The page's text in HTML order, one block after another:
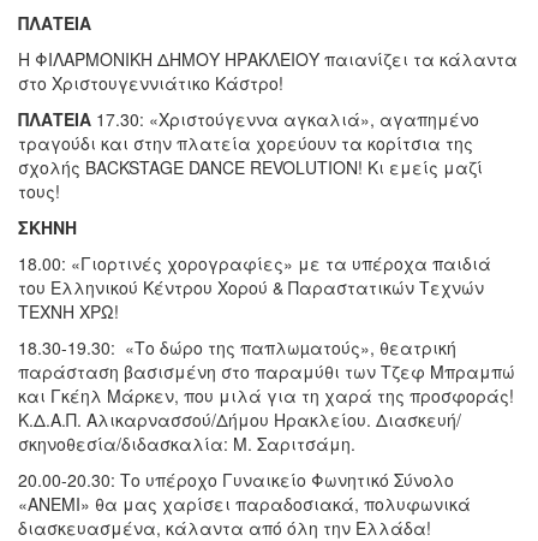
ΠΛΑΤΕΙΑ
Η ΦΙΛΑΡΜΟΝΙΚΗ ΔΗΜΟΥ ΗΡΑΚΛΕΙΟΥ παιανίζει τα κάλαντα
στο Χριστουγεννιάτικο Κάστρο!
ΠΛΑΤΕΙΑ 17.30: «Χριστούγεννα αγκαλιά», αγαπημένο
τραγούδι και στην πλατεία χορεύουν τα κορίτσια της
σχολής BACKSTAGE DANCE REVOLUTION! Κι εμείς μαζί
τους!
ΣΚΗΝΗ
18.00: «Γιορτινές χορογραφίες» με τα υπέροχα παιδιά
του Ελληνικού Κέντρου Χορού & Παραστατικών Τεχνών
ΤΕΧΝΗ ΧΡΩ!
18.30-19.30: «Το δώρο της παπλωµατούς», θεατρική
παράσταση βασισμένη στο παραμύθι των Τζεφ Μπραμπώ
και Γκέηλ Μάρκεν, που μιλά για τη χαρά της προσφοράς!
Κ.Δ.Α.Π. Αλικαρνασσού/Δήμου Ηρακλείου. Διασκευή/
σκηνοθεσία/διδασκαλία: Μ. Σαριτσάμη.
20.00-20.30: Το υπέροχο Γυναικείο Φωνητικό Σύνολο
«ANEMI» θα μας χαρίσει παραδοσιακά, πολυφωνικά
διασκευασμένα, κάλαντα από όλη την Ελλάδα!